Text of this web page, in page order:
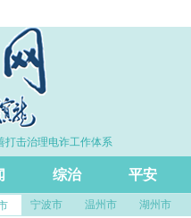
理电诈工作体系
综治 平安
宁波市 温州市 湖州市